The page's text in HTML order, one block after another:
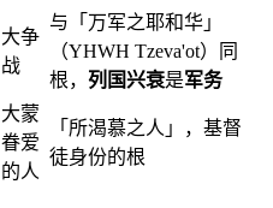
大争
战
与「万军之耶和华」
（YHWH Tzeva'ot）同
根， 列国兴衰是军务
大蒙
眷爱
的人
「所渴慕之人」，基督
徒身份的根